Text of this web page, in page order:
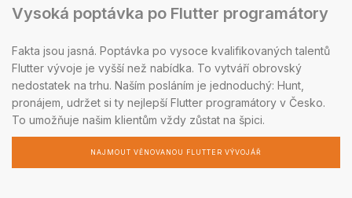
Vysoká poptávka po Flutter programátory
Fakta jsou jasná. Poptávka po vysoce kvalifikovaných talentů
Flutter vývoje je vyšší než nabídka. To vytváří obrovský
nedostatek na trhu. Naším posláním je jednoduchý: Hunt,
pronájem, udržet si ty nejlepší Flutter programátory v Česko.
To umožňuje našim klientům vždy zůstat na špici.
NAJMOUT VĚNOVANOU FLUTTER VÝVOJÁŘ